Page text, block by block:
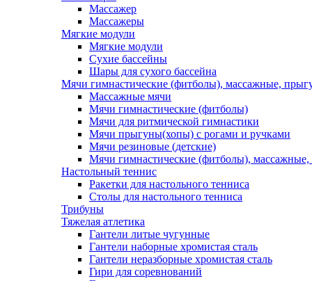
Массажер
Массажеры
Мягкие модули
Мягкие модули
Сухие бассейны
Шары для сухого бассейна
Мячи гимнастические (фитболы), массажные,
Массажные мячи
Мячи гимнастические (фитболы)
Мячи для ритмической гимнастики
Мячи прыгуны(хопы) с рогами и ручками
Мячи резиновые (детские)
Мячи гимнастические (фитболы),
Настольный теннис
Ракетки для настольного тенниса
Столы для настольного тенниса
Трибуны
Тяжелая атлетика
Гантели литые чугунные
Гантели наборные хромистая сталь
Гантели неразборные хромистая сталь
Гири для соревнований